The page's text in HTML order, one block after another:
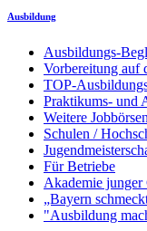
Ausbildung
Ausbildungs-
Vorbereitung auf
TOP-
Praktikums- und
Weitere
Schulen /
Für Betriebe
Akademie junger
„Bayern
"Ausbildung